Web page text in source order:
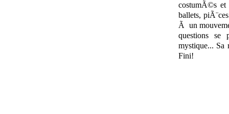
costumÃ©s
ballets,
Ã un
questions se
mystique...
Fini!